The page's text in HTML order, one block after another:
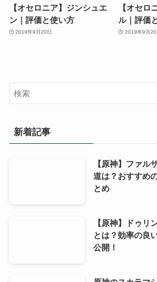
【オセロニア】ジンシュエ
ン｜評価と使い方
2019年9月20日
【オセロ
ル｜評価
2019年9月20
新着記事
【原神】ファル
道は？おすすめ
とめ
【原神】ドゥリ
とは？効率の良
公開！